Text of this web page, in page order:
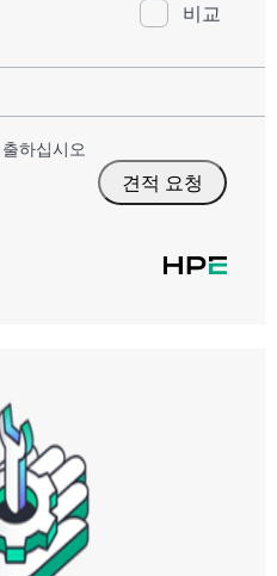
비교
하십시오
견적 요청